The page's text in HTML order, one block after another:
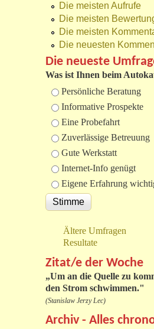
Die meisten Aufrufe
Die meisten
Die meisten
Die neuesten
Die neueste
Was ist Ihnen beim
Auswahlmöglichkeiten
Persönliche Beratung
Informative Prospekte
Eine Probefahrt
Zuverlässige Betreuung
Gute Werkstatt
Internet-Info genügt
Eigene Erfahrung
Ältere Umfragen
Resultate
Zitat/e der Woche
„Um an die Quelle zu
den Strom schwimmen."
(Stanislaw Jerzy Lec)
Archiv - Alles